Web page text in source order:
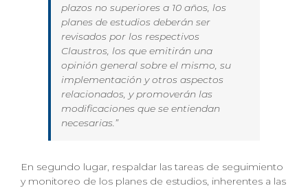
plazos no superiores a 10 años, los
planes de estudios deberán ser
revisados por los respectivos
Claustros, los que emitirán una
opinión general sobre el mismo, su
implementación y otros aspectos
relacionados, y promoverán las
modificaciones que se entiendan
necesarias.”
En segundo lugar, respaldar las tareas de seguimiento
y monitoreo de los planes de estudios, inherentes a las